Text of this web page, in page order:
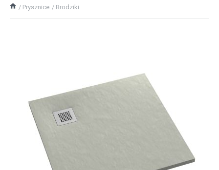
Prysznice Brodziki